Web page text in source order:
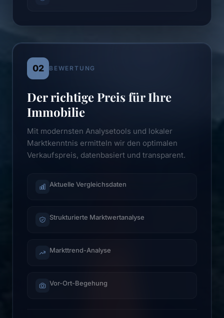
02 BEWERTUNG
Der richtige Preis für Ihre
Immobilie
Mit modernsten Analysetools und lokaler
Marktkenntnis ermitteln wir den optimalen
Verkaufspreis, datenbasiert und transparent.
Aktuelle Vergleichsdaten
Strukturierte Marktwertanalyse
Markttrend-Analyse
Vor-Ort-Begehung